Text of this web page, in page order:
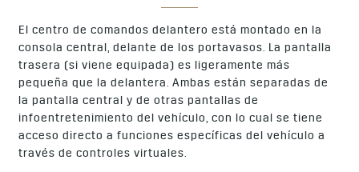
El centro de comandos delantero está montado en la
consola central, delante de los portavasos. La pantalla
trasera (si viene equipada) es ligeramente más
pequeña que la delantera. Ambas están separadas de
la pantalla central y de otras pantallas de
infoentretenimiento del vehículo, con lo cual se tiene
acceso directo a funciones específicas del vehículo a
través de controles virtuales.